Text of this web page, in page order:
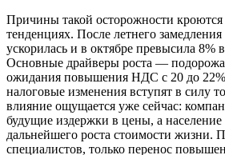
Причины такой осторожности
тенденциях. После летнего
ускорилась и в октябре превысила
Основные драйверы роста —
ожидания повышения НДС с 20 до
налоговые изменения вступят в силу
влияние ощущается уже сейчас:
будущие издержки в цены, а население
дальнейшего роста стоимости жизни.
специалистов, только перенос